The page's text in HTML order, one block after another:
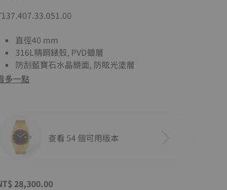
直徑40 mm
316L精鋼錶殼, PVD鍍層
防刮藍寶石水晶鏡面, 防眩光塗層
多一點
查看 54 個可用版本
28,300.00